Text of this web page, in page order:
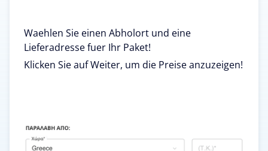
Waehlen Sie einen Abholort und eine
Lieferadresse fuer Ihr Paket!
Klicken Sie auf Weiter, um die Preise anzuzeigen!